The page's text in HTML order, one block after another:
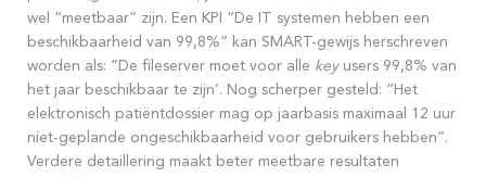
wel “meetbaar” zijn. Een KPI “De IT systemen hebben een
beschikbaarheid van 99,8%” kan SMART-gewijs herschreven
worden als: “De fileserver moet voor alle key users 99,8% van
het jaar beschikbaar te zijn’. Nog scherper gesteld: “Het
elektronisch patiëntdossier mag op jaarbasis maximaal 12 uur
niet-geplande ongeschikbaarheid voor gebruikers hebben”.
Verdere detaillering maakt beter meetbare resultaten